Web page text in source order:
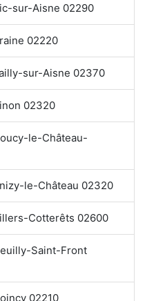
sur-Aisne 02290
02220
sur-Aisne 02370
02320
le-Château-
le-Château 02320
Cotterêts 02600
Saint-Front
02210